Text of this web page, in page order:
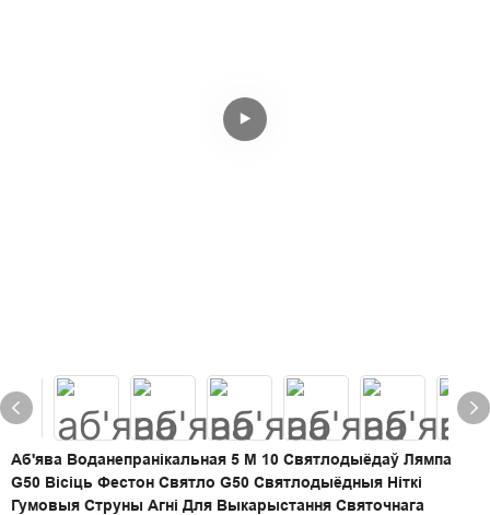
Аб'ява Воданепранікальная 5 М 10 Святлодыёдаў Лямпа
G50 Вісіць Фестон Святло G50 Святлодыёдныя Ніткі
Гумовыя Струны Агні Для Выкарыстання Святочнага